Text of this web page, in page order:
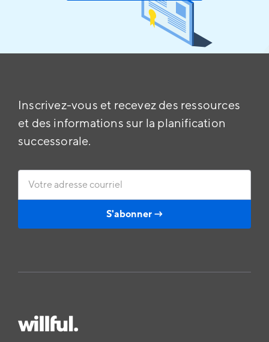
Inscrivez-vous et recevez des ressources
et des informations sur la planification
successorale.